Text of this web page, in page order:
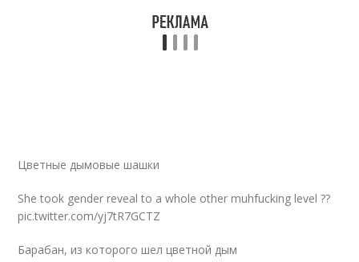
Цветные дымовые шашки
She took gender reveal to a whole other muhfucking level ??
pic.twitter.com/yj7tR7GCTZ
Барабан, из которого шел цветной дым